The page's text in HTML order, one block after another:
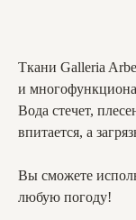
Ткани Galleria
и
Вода стечет,
впитается, а
Вы сможете
любую погоду!